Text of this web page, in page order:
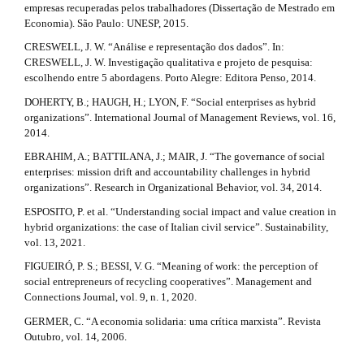
empresas recuperadas pelos trabalhadores (Dissertação de Mestrado em
Economia). São Paulo: UNESP, 2015.
CRESWELL, J. W. “Análise e representação dos dados”. In:
CRESWELL, J. W. Investigação qualitativa e projeto de pesquisa:
escolhendo entre 5 abordagens. Porto Alegre: Editora Penso, 2014.
DOHERTY, B.; HAUGH, H.; LYON, F. “Social enterprises as hybrid
organizations”. International Journal of Management Reviews, vol. 16,
2014.
EBRAHIM, A.; BATTILANA, J.; MAIR, J. “The governance of social
enterprises: mission drift and accountability challenges in hybrid
organizations”. Research in Organizational Behavior, vol. 34, 2014.
ESPOSITO, P. et al. “Understanding social impact and value creation in
hybrid organizations: the case of Italian civil service”. Sustainability,
vol. 13, 2021.
FIGUEIRÓ, P. S.; BESSI, V. G. “Meaning of work: the perception of
social entrepreneurs of recycling cooperatives”. Management and
Connections Journal, vol. 9, n. 1, 2020.
GERMER, C. “A economia solidaria: uma crítica marxista”. Revista
Outubro, vol. 14, 2006.